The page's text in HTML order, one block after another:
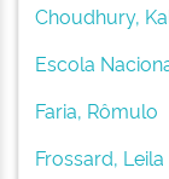
Choudhury,
Escola
Faria, Rômulo
Frossard,